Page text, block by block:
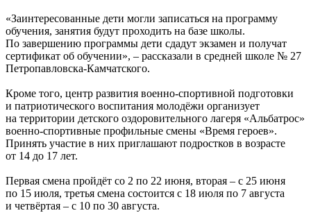
«Заинтересованные дети могли записаться на программу
обучения, занятия будут проходить на базе школы.
По завершению программы дети сдадут экзамен и получат
сертификат об обучении», – рассказали в средней школе № 27
Петропавловска-Камчатского.
Кроме того, центр развития военно-спортивной подготовки
и патриотического воспитания молодёжи организует
на территории детского оздоровительного лагеря «Альбатрос»
военно-спортивные профильные смены «Время героев».
Принять участие в них приглашают подростков в возрасте
от 14 до 17 лет.
Первая смена пройдёт со 2 по 22 июня, вторая – с 25 июня
по 15 июля, третья смена состоится с 18 июля по 7 августа
и четвёртая – с 10 по 30 августа.